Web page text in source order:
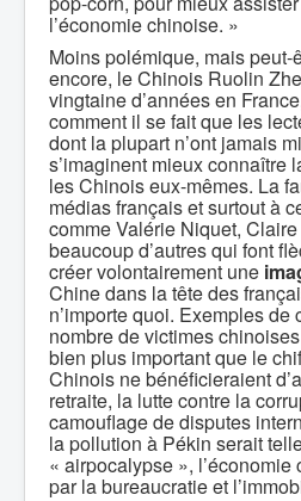
l’économie chinoise. »
Moins polémique, mais peut-
encore, le Chinois Ruolin
vingtaine d’années en
comment il se fait que les
dont la plupart n’ont jamais
s’imaginent mieux connaître
les Chinois eux-mêmes. La
médias français et surtout à
comme Valérie Niquet,
beaucoup d’autres qui font
créer volontairement une
Chine dans la tête des
n’importe quoi. Exemples de
nombre de victimes
bien plus important que le
Chinois ne bénéficieraient
retraite, la lutte contre la
camouflage de disputes
la pollution à Pékin serait
« airpocalypse »,
par la bureaucratie et